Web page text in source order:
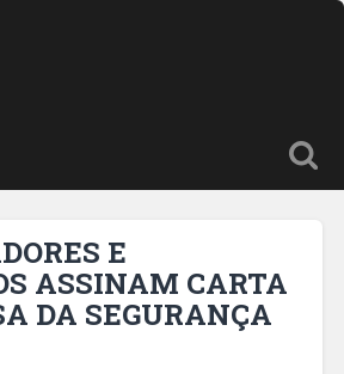
E
ASSINAM CARTA
DA SEGURANÇA